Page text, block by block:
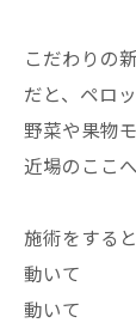
こだわりの
だと、ペロ
野菜や果物
近場のここへ
施術をする
動いて
動いて